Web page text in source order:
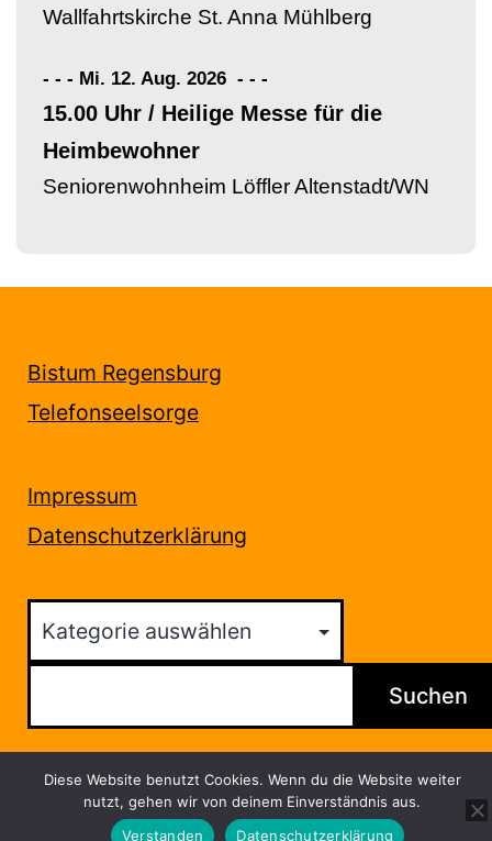
Wallfahrtskirche St. Anna Mühlberg
- - - Mi. 12. Aug. 2026 - - -
15.00 Uhr / Heilige Messe für die
Heimbewohner
Seniorenwohnheim Löffler Altenstadt/WN
Bistum Regensburg
Telefonseelsorge
Impressum
Datenschutzerklärung
Suchen
Diese Website benutzt Cookies. Wenn du die Website weiter
nutzt, gehen wir von deinem Einverständnis aus.
Verstanden
Datenschutzerklärung